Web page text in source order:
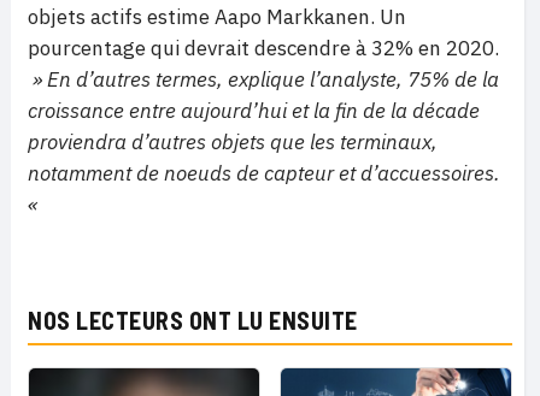
objets actifs estime Aapo Markkanen. Un
pourcentage qui devrait descendre à 32% en 2020.
» En d’autres termes, explique l’analyste, 75% de la
croissance entre aujourd’hui et la fin de la décade
proviendra d’autres objets que les terminaux,
notamment de noeuds de capteur et d’accuessoires.
«
NOS LECTEURS ONT LU ENSUITE